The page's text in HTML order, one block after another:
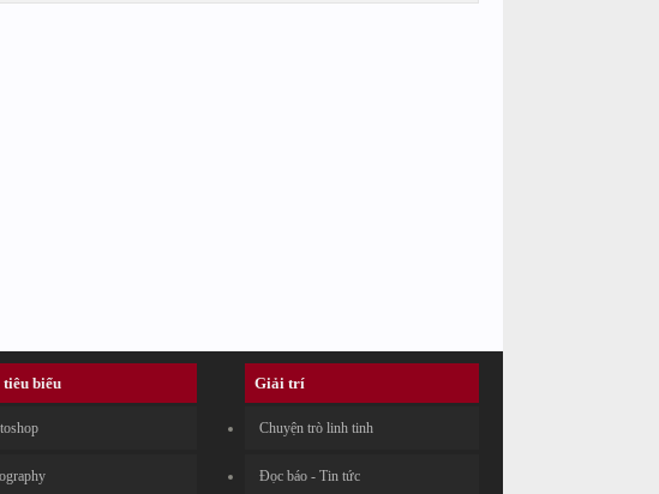
biểu Giải trí
Chuyện trò linh tinh
Đọc báo - Tin tức